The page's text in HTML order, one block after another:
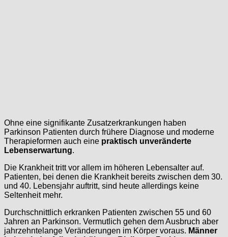
Ohne eine signifikante Zusatzerkrankungen haben
Parkinson Patienten durch frühere Diagnose und moderne
Therapieformen auch eine praktisch unveränderte
Lebenserwartung.
Die Krankheit tritt vor allem im höheren Lebensalter auf.
Patienten, bei denen die Krankheit bereits zwischen dem 30.
und 40. Lebensjahr auftritt, sind heute allerdings keine
Seltenheit mehr.
Durchschnittlich erkranken Patienten zwischen 55 und 60
Jahren an Parkinson. Vermutlich gehen dem Ausbruch aber
jahrzehntelange Veränderungen im Körper voraus. Männer